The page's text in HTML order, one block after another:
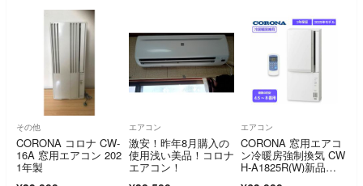
その他
CORONA コロナ CW-
16A 窓用エアコン 202
1年製
エアコン
激安！昨年8月購入の
使用浅い美品！コロナ
エアコン！
エアコン
CORONA 窓用エアコ
ン冷暖房強制換気 CW
H-A1825R(W)新品未